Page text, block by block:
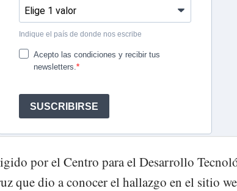
por el Centro para el Desarrollo
que dio a conocer el hallazgo en el sitio